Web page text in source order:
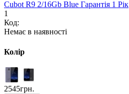
Cubot R9 2/16Gb Blue Гарантія 1 Рік
1
Код:
Немає в наявності
Колір
2545грн.